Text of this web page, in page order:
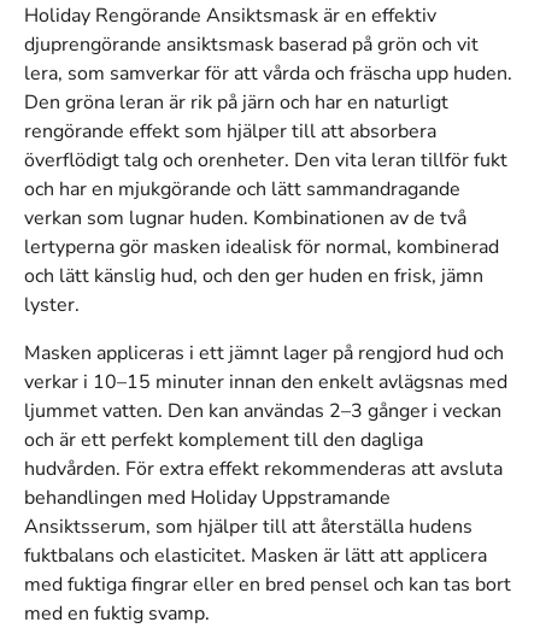
Holiday Rengörande Ansiktsmask är en effektiv
djuprengörande ansiktsmask baserad på grön och vit
lera, som samverkar för att vårda och fräscha upp huden.
Den gröna leran är rik på järn och har en naturligt
rengörande effekt som hjälper till att absorbera
överflödigt talg och orenheter. Den vita leran tillför fukt
och har en mjukgörande och lätt sammandragande
verkan som lugnar huden. Kombinationen av de två
lertyperna gör masken idealisk för normal, kombinerad
och lätt känslig hud, och den ger huden en frisk, jämn
lyster.
Masken appliceras i ett jämnt lager på rengjord hud och
verkar i 10–15 minuter innan den enkelt avlägsnas med
ljummet vatten. Den kan användas 2–3 gånger i veckan
och är ett perfekt komplement till den dagliga
hudvården. För extra effekt rekommenderas att avsluta
behandlingen med Holiday Uppstramande
Ansiktsserum, som hjälper till att återställa hudens
fuktbalans och elasticitet. Masken är lätt att applicera
med fuktiga fingrar eller en bred pensel och kan tas bort
med en fuktig svamp.